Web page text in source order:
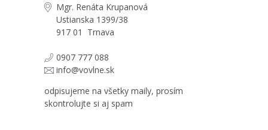
Mgr. Renáta Krupanová
Ustianska 1399/38
917 01 Trnava
0907 777 088
info@vovlne.sk
odpisujeme na všetky maily, prosím
skontrolujte si aj spam